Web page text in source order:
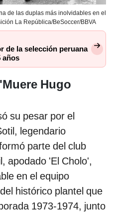
de las duplas más inolvidables en el
La República/BeSoccer/BBVA
de la selección peruana
años
Hugo
su pesar por el
legendario
parte del club
apodado 'El Cholo',
en el equipo
histórico plantel que
1973-1974, junto